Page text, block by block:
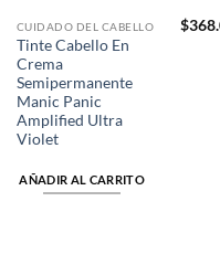
CUIDADO DEL CABELLO
Tinte Cabello En
Crema
Semipermanente
Manic Panic
Amplified Ultra
Violet
$
AÑADIR AL CARRITO